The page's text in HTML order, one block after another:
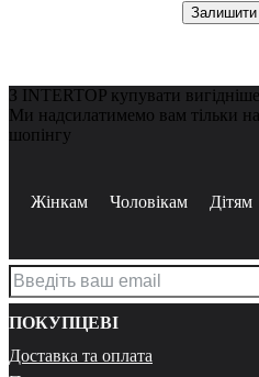
Залишити
З INTERTOP купувати вигідніше
Ми надсилатимемо вам тільки
шопінгу
Жінкам Чоловікам Дітям
ПОКУПЦЕВІ
Доставка та оплата